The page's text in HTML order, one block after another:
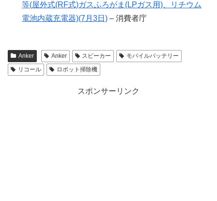
等(屋外式(RF式)ガスふろがま(LPガス用)、リチウム
電池内蔵充電器)(7月3日) – 消費者庁
Anker Anker スピーカー
モバイルバッテリー
リコール
ロボット掃除機
スポンサーリンク